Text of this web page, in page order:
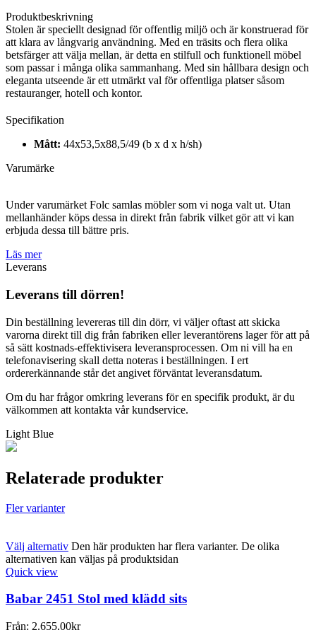
Produktbeskrivning
Stolen är speciellt designad för offentlig miljö och är konstruerad för
att klara av långvarig användning. Med en träsits och flera olika
betsfärger att välja mellan, är detta en stilfull och funktionell möbel
som passar i många olika sammanhang. Med sin hållbara design och
eleganta utseende är ett utmärkt val för offentliga platser såsom
restauranger, hotell och kontor.
Specifikation
Mått: 44x53,5x88,5/49 (b x d x h/sh)
Varumärke
Under varumärket Folc samlas möbler som vi noga valt ut. Utan
mellanhänder köps dessa in direkt från fabrik vilket gör att vi kan
erbjuda dessa till bättre pris.
Läs mer
Leverans
Leverans till dörren!
Din beställning levereras till din dörr, vi väljer oftast att skicka
varorna direkt till dig från fabriken eller leverantörens lager för att på
så sätt kostnads-effektivisera leveransprocessen. Om ni vill ha en
telefonavisering skall detta noteras i beställningen. I ert
ordererkännande står det angivet förväntat leveransdatum.
Om du har frågor omkring leverans för en specifik produkt, är du
välkommen att kontakta vår kundservice.
Light Blue
Relaterade produkter
Fler varianter
Välj alternativ Den här produkten har flera varianter. De olika
alternativen kan väljas på produktsidan
Quick view
Babar 2451 Stol med klädd sits
Från: 2.655,00kr